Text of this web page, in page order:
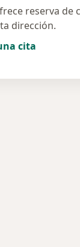
reserva de
dirección.
cita